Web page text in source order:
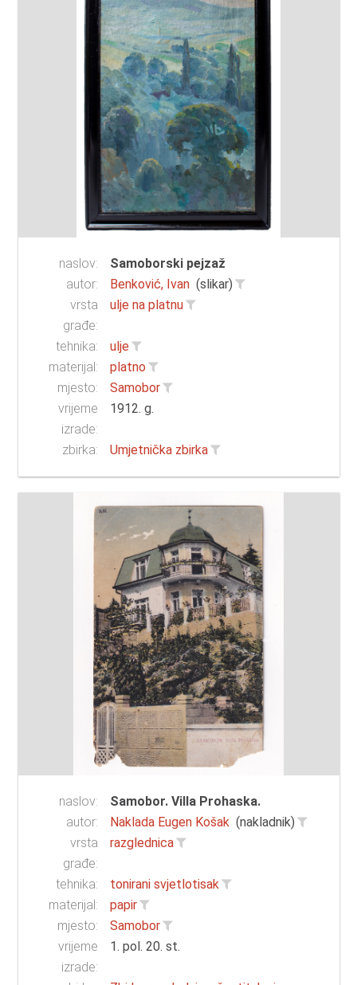
naslov:
Samoborski pejzaž
autor:
Benković, Ivan (slikar)
vrsta
građe:
ulje na platnu
tehnika:
ulje
materijal:
platno
mjesto:
Samobor
vrijeme
izrade:
1912. g.
zbirka: Umjetnička zbirka
naslov:
Samobor. Villa Prohaska.
autor:
Naklada Eugen Košak (nakladnik)
vrsta
građe:
razglednica
tehnika:
tonirani svjetlotisak
materijal:
papir
mjesto:
Samobor
vrijeme
izrade:
1. pol. 20. st.